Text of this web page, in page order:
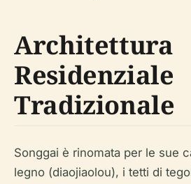
Architettura
Residenziale
Tradizionale
Songgai è rinomata per le sue
legno (diaojiaolou), i tetti di